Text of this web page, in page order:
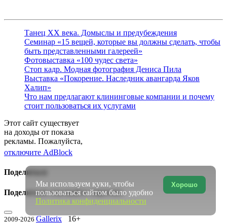
Танец ХХ века. Домыслы и предубеждения
Семинар «15 вещей, которые вы должны сделать, чтобы
быть представленными галереей»
Фотовыставка «100 чудес света»
Стоп кадр. Модная фотография Дениса Пила
Выставка «Покорение. Наследник авангарда Яков
Халип»
Что нам предлагают клининговые компании и почему
стоит пользоваться их услугами
Этот сайт существует
на доходы от показа
рекламы. Пожалуйста,
отключите AdBlock
Поделиться
Поделиться ссылкой в соцсетях:
2009-2026 Gallerix 16+
Хорошо
Мы используем куки, чтобы
пользоваться сайтом было удобно
Политика конфиденциальности